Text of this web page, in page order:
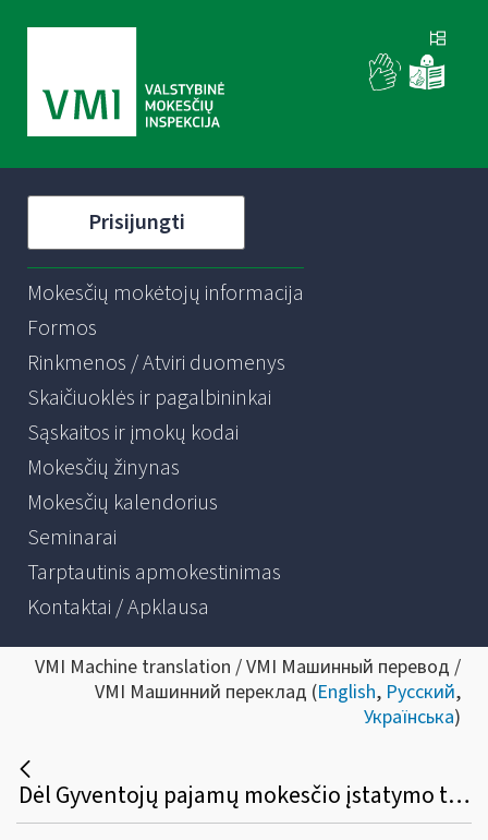
Prisijungti
Mokesčių mokėtojų informacija
Formos
Rinkmenos / Atviri duomenys
Skaičiuoklės ir pagalbininkai
Sąskaitos ir įmokų kodai
Mokesčių žinynas
Mokesčių kalendorius
Seminarai
Tarptautinis apmokestinimas
Kontaktai / Apklausa
VMI Machine translation / VMI Машинный перевод /
VMI Машинний переклад (English, Русский,
Українська)
Dėl Gyventojų pajamų mokesčio įstatymo taikymo apmokestinant darbuotojo gautą naudą darbdavio lėšomis apmokėjus papildomo (savanoriško) sveikatos draudimo paslaugą